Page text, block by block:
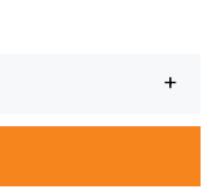
+